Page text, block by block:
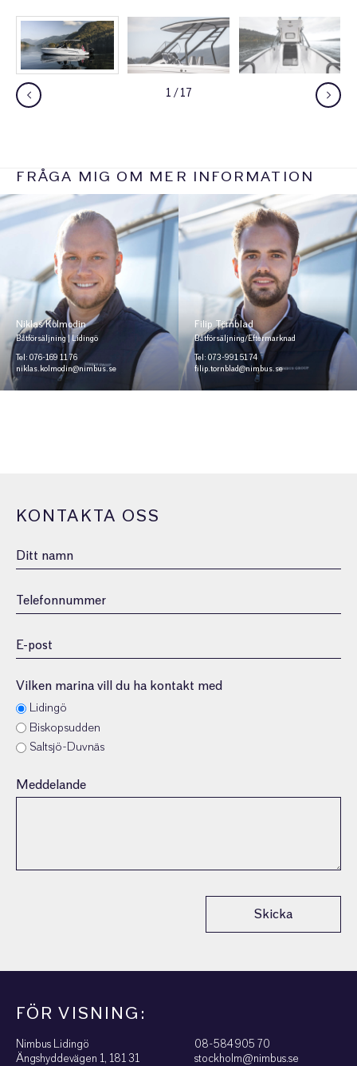
1 / 17
FRÅGA MIG OM MER INFORMATION
Niklas Kolmodin
Båtförsäljning | Lidingö
Tel: 076-169 11 76
niklas.kolmodin@nimbus.se
Filip Törnblad
Båtförsäljning/Eftermarknad
Tel: 073-991 51 74
filip.tornblad@nimbus.se
KONTAKTA OSS
Namn
Telefonnummer
E-
post
Vilken marina vill du ha kontakt med
Lidingö
Biskopsudden
Saltsjö-Duvnäs
Meddelande
Skicka
FÖR VISNING:
Nimbus Lidingö
Ängshyddevägen 1, 181 31
08-584 905 70
stockholm@nimbus.se